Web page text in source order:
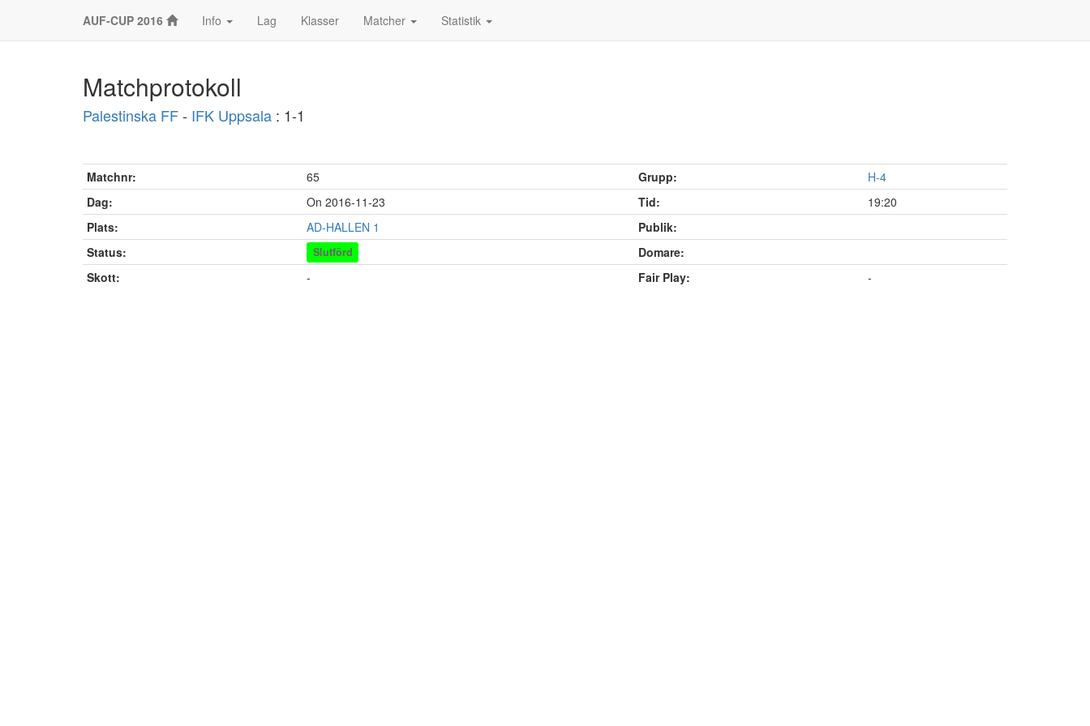
AUF-CUP 2016 Info Lag Klasser Matcher Statistik
Matchprotokoll
Palestinska FF- IFK Uppsala : 1-1
Matchnr: 65 Grupp:
H-4
Dag:
On 2016-11-23 Tid:
19:20
Plats:
AD-HALLEN 1
Publik:
Status:
Slutförd
Domare:
Skott:
- Fair Play: -